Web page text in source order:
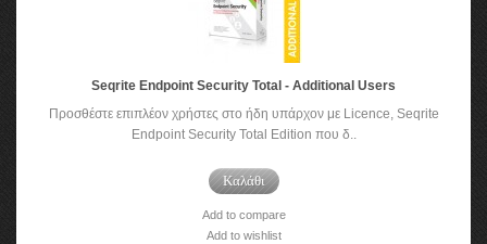
Seqrite Endpoint Security Total - Additional Users
Προσθέστε επιπλέον χρήστες στο ήδη υπάρχον με Licence, Seqrite
Endpoint Security Total Edition που δ..
Καλάθι
Add to compare
Add to wishlist